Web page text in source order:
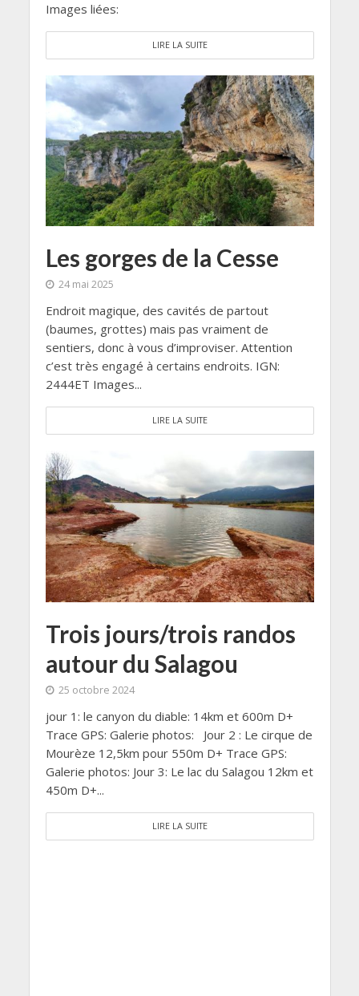
Images liées:
LIRE LA SUITE
Les gorges de la Cesse
24 mai 2025
Endroit magique, des cavités de partout
(baumes, grottes) mais pas vraiment de
sentiers, donc à vous d’improviser. Attention
c’est très engagé à certains endroits. IGN:
2444ET Images...
LIRE LA SUITE
Trois jours/trois randos
autour du Salagou
25 octobre 2024
jour 1: le canyon du diable: 14km et 600m D+
Trace GPS: Galerie photos: Jour 2 : Le cirque de
Mourèze 12,5km pour 550m D+ Trace GPS:
Galerie photos: Jour 3: Le lac du Salagou 12km et
450m D+...
LIRE LA SUITE